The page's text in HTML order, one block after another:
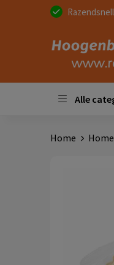
Alle
Home